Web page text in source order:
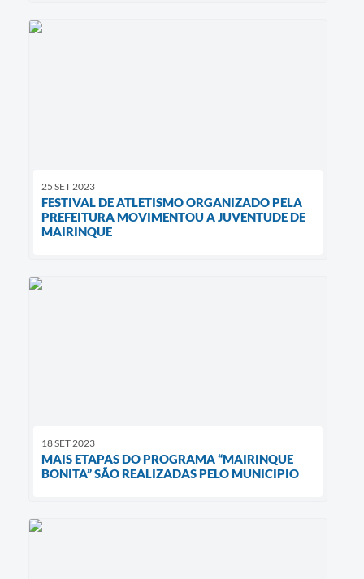
25 SET 2023
FESTIVAL DE ATLETISMO ORGANIZADO PELA
PREFEITURA MOVIMENTOU A JUVENTUDE DE
MAIRINQUE
18 SET 2023
MAIS ETAPAS DO PROGRAMA “MAIRINQUE
BONITA” SÃO REALIZADAS PELO MUNICIPIO